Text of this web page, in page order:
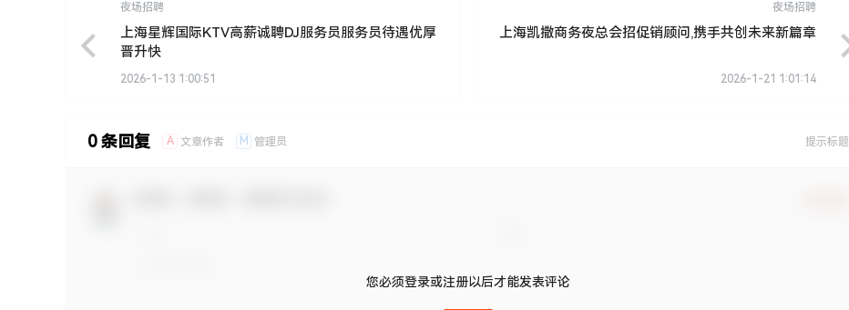
夜场招聘
上海星辉国际KTV高薪诚聘DJ服务员服务员待遇优厚
晋升快
2026-1-13 1:00:51
夜场招聘
上海凯撒商务夜总会招促销顾问,携手共创未来新篇章
2026-1-21 1:01:14
0 条回复 A 文章作者 M 管理员 提示标题
您必须登录或注册以后才能发表评论